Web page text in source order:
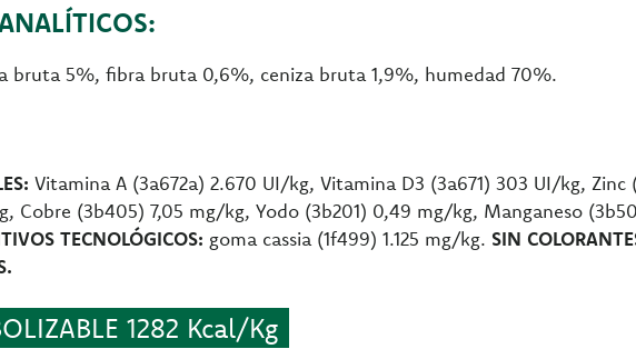
bruta 5%, fibra bruta 0,6%, ceniza bruta 1,9%, humedad 70%.
Vitamina A (3a672a) 2.670 UI/kg, Vitamina D3 (3a671) 303 UI/kg,
Cobre (3b405) 7,05 mg/kg, Yodo (3b201) 0,49 mg/kg, Manganeso
TECNOLÓGICOS: goma cassia (1f499) 1.125 mg/kg. SIN
1282 Kcal/Kg